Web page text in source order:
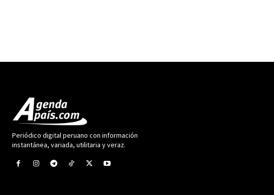
Periódico digital peruano con información
instantánea, variada, utilitaria y veraz.